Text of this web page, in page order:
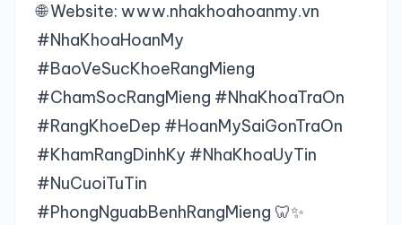
🌐 Website: www.nhakhoahoanmy.vn
#NhaKhoaHoanMy
#BaoVeSucKhoeRangMieng
#ChamSocRangMieng #NhaKhoaTraOn
#RangKhoeDep #HoanMySaiGonTraOn
#KhamRangDinhKy #NhaKhoaUyTin
#NuCuoiTuTin
#PhongNguabBenhRangMieng 🦷✨